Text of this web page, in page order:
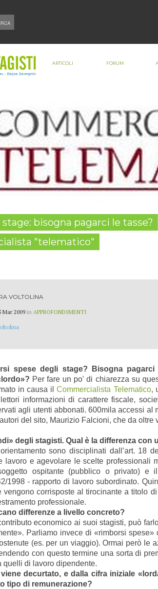
ARTICOLI FORUM
bisogna pagarci le tasse?
"telematico"
VOLTOLINA
Mar 2009in APPROFONDIMENTI
spese degli stage? Bisogna pagarci
Per fare un po' di chiarezza su
in causa ilCommercialista Telematico,
informazioni di carattere fiscale,
agli utenti abbonati. 600mila accessi
del sito, Maurizio Falcioni, che da oltre
degli stagisti. Qual è la differenza con
sono disciplinati dall’art. 18
lavoro e agevolare le scelte professionali
ospitante (pubblico o privato) e
1998 - rapporto di lavoro subordinato.
vengono corrisposte al tirocinante a titolo
professionale.
differenze a livello concreto?
economico ai suoi stagisti, può
Parliamo invece di «rimborsi
(es. per un viaggio). Ormai però le
con questo termine una sorta di
di lavoro dipendente.
decurtato, e dalla cifra iniziale
tipo di remunerazione?